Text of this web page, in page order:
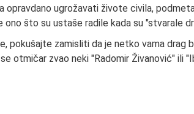
opravdano ugrožavati živote civila,
ono što su ustaše radile kada su "stvarale
pokušajte zamisliti da je netko vama drag
otmičar zvao neki "Radomir Živanović" ili